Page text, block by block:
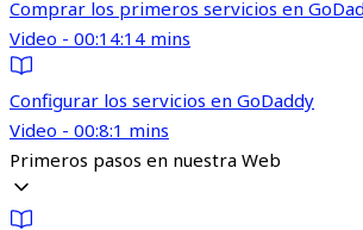
Comprar los primeros servicios en
Video - 00:14:14 mins
Configurar los servicios en GoDaddy
Video - 00:8:1 mins
Primeros pasos en nuestra Web